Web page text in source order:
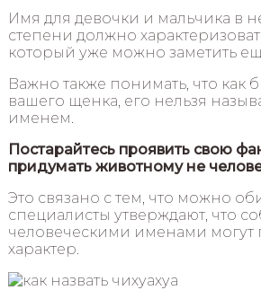
Имя для девочки и мальчика в
степени должно
который уже можно заметить
Важно также понимать, что как
вашего щенка, его нельзя
именем.
Постарайтесь проявить свою
придумать животному не
Это связано с тем, что можно
специалисты утверждают, что
человеческими именами могут
характер.